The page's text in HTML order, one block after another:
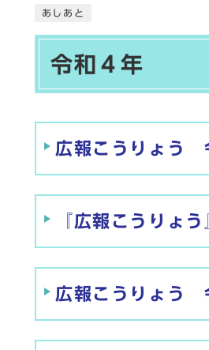
あしあと
令和４年
メインメニュー
広報こうりょう
『広報こうりょ
広報こうりょう